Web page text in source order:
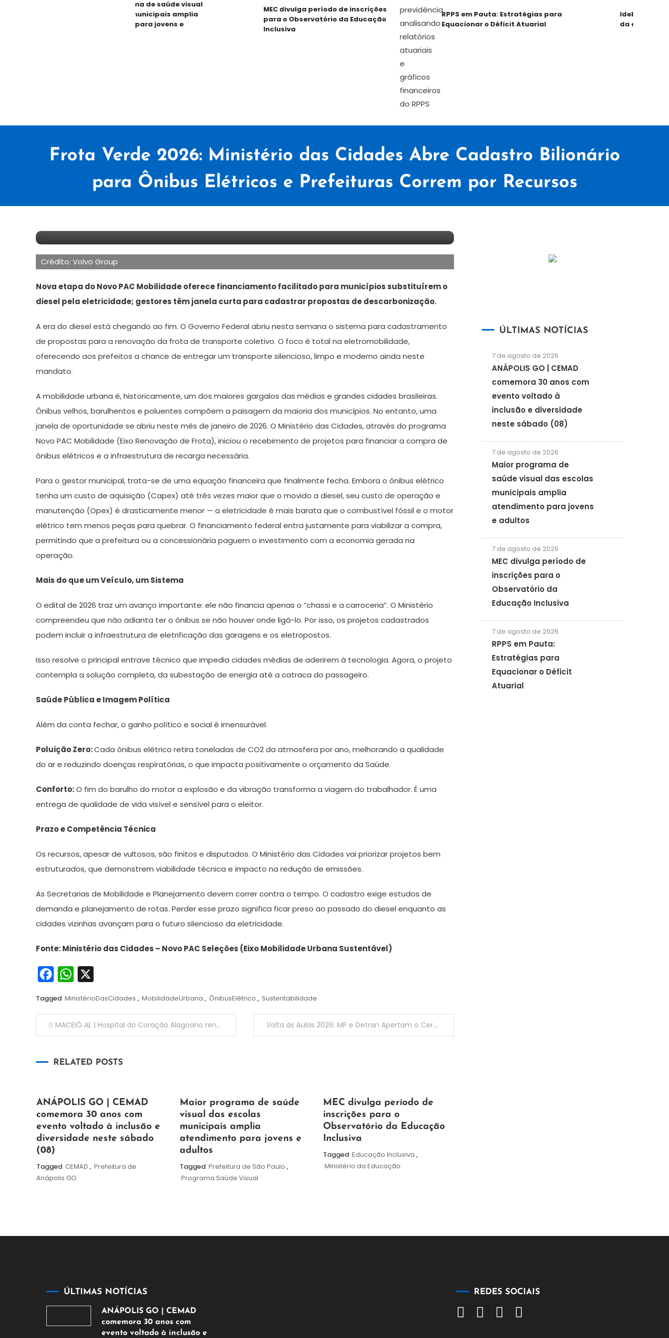
Maior programa de saúde visual
das escolas municipais amplia
atendimento para jovens e
MEC divulga período de inscrições
para o Observatório da Educação
Inclusiva
RPPS em Pauta: Estratégias para
Equacionar o Déficit Atuarial
Ideb avança
da educação
Frota Verde 2026: Ministério das Cidades Abre Cadastro Bilionário
para Ônibus Elétricos e Prefeituras Correm por Recursos
janeiro
2026
Crédito: Volvo Group
Nova etapa do Novo PAC Mobilidade oferece financiamento facilitado para municípios substituírem o
diesel pela eletricidade; gestores têm janela curta para cadastrar propostas de descarbonização.
A era do diesel está chegando ao fim. O Governo Federal abriu nesta semana o sistema para cadastramento
de propostas para a renovação da frota de transporte coletivo. O foco é total na eletromobilidade,
oferecendo aos prefeitos a chance de entregar um transporte silencioso, limpo e moderno ainda neste
mandato.
A mobilidade urbana é, historicamente, um dos maiores gargalos das médias e grandes cidades brasileiras.
Ônibus velhos, barulhentos e poluentes compõem a paisagem da maioria dos municípios. No entanto, uma
janela de oportunidade se abriu neste mês de janeiro de 2026. O Ministério das Cidades, através do programa
Novo PAC Mobilidade (Eixo Renovação de Frota), iniciou o recebimento de projetos para financiar a compra de
ônibus elétricos e a infraestrutura de recarga necessária.
Para o gestor municipal, trata-se de uma equação financeira que finalmente fecha. Embora o ônibus elétrico
tenha um custo de aquisição (Capex) até três vezes maior que o movido a diesel, seu custo de operação e
manutenção (Opex) é drasticamente menor — a eletricidade é mais barata que o combustível fóssil e o motor
elétrico tem menos peças para quebrar. O financiamento federal entra justamente para viabilizar a compra,
permitindo que a prefeitura ou a concessionária paguem o investimento com a economia gerada na
operação.
Mais do que um Veículo, um Sistema
O edital de 2026 traz um avanço importante: ele não financia apenas o “chassi e a carroceria”. O Ministério
compreendeu que não adianta ter o ônibus se não houver onde ligá-lo. Por isso, os projetos cadastrados
podem incluir a infraestrutura de eletrificação das garagens e os eletropostos.
Isso resolve o principal entrave técnico que impedia cidades médias de aderirem à tecnologia. Agora, o projeto
contempla a solução completa, da subestação de energia até a catraca do passageiro.
Saúde Pública e Imagem Política
Além da conta fechar, o ganho político e social é imensurável.
Poluição Zero:Cada ônibus elétrico retira toneladas de CO2 da atmosfera por ano, melhorando a qualidade
do ar e reduzindo doenças respiratórias, o que impacta positivamente o orçamento da Saúde.
Conforto:O fim do barulho do motor a explosão e da vibração transforma a viagem do trabalhador. É uma
entrega de qualidade de vida visível e sensível para o eleitor.
Prazo e Competência Técnica
Os recursos, apesar de vultosos, são finitos e disputados. O Ministério das Cidades vai priorizar projetos bem
estruturados, que demonstrem viabilidade técnica e impacto na redução de emissões.
As Secretarias de Mobilidade e Planejamento devem correr contra o tempo. O cadastro exige estudos de
demanda e planejamento de rotas. Perder esse prazo significa ficar preso ao passado do diesel enquanto as
cidades vizinhas avançam para o futuro silencioso da eletricidade.
Fonte: Ministério das Cidades – Novo PAC Seleções (Eixo Mobilidade Urbana Sustentável)
Facebook
WhatsApp
Tagged MinistérioDasCidades , MobilidadeUrbana , ÔnibusElétrico , Sustentabilidade
Navegação
Post
MACEIÓ AL | Hospital do Coração Alagoano renova a esperança de 43 transplantados em 2025 Volta às Aulas 2026: MP e Detran Apertam o Cerco no Transporte Escolar e Prefeituras Correm para Evitar Apreensões
RELATED POSTS
7
de
agosto
de
2026
Maurilio
ANÁPOLIS GO | CEMAD
comemora 30 anos com
evento voltado à inclusão e
diversidade neste sábado
(08)
Tagged CEMAD , Prefeitura de
Anápolis GO
7
de
agosto
de
2026
Maurilio
Maior programa de saúde
visual das escolas
municipais amplia
atendimento para jovens e
adultos
Tagged Prefeitura de São Paulo ,
Programa Saúde Visual
7
de
agosto
de
2026
Maurilio
MEC divulga período de
inscrições para o
Observatório da Educação
Inclusiva
Tagged Educação Inclusiva ,
Ministério da Educação
ÚLTIMAS NOTÍCIAS
7 de agosto de 2026
ANÁPOLIS GO | CEMAD
comemora 30 anos com
evento voltado à
inclusão e diversidade
neste sábado (08)
7 de agosto de 2026
Maior programa de
saúde visual das escolas
municipais amplia
atendimento para jovens
e adultos
7 de agosto de 2026
MEC divulga período de
inscrições para o
Observatório da
Educação Inclusiva
7 de agosto de 2026
RPPS em Pauta:
Estratégias para
Equacionar o Déficit
Atuarial
ÚLTIMAS NOTÍCIAS
ANÁPOLIS GO | CEMAD
comemora 30 anos com
evento voltado à inclusão e
REDES SOCIAIS